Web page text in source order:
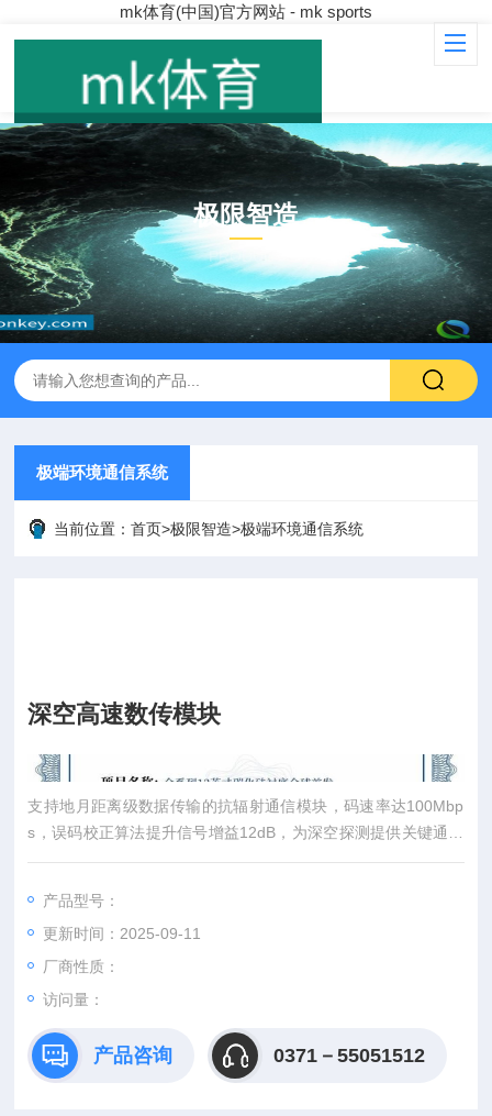
mk体育(中国)官方网站 - mk sports
极限智造
PRODUCT
极端环境通信系统
当前位置：首页>极限智造>极端环境通信系统
深空高速数传模块
产品简介
支持地月距离级数据传输的抗辐射通信模块，码速率达100Mbp
s，误码校正算法提升信号增益12dB，为深空探测提供关键通信
保障。
产品型号：
更新时间：2025-09-11
厂商性质：
访问量：
产品咨询 0371－55051512